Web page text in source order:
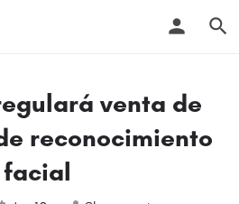
venta de
reconocimiento
facial